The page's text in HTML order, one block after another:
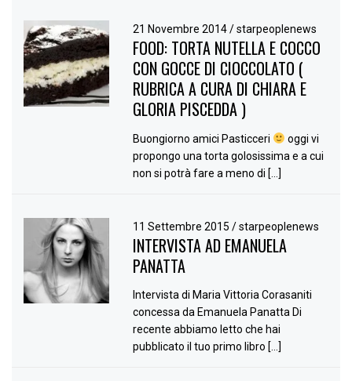
21 Novembre 2014/ starpeoplenews
FOOD: TORTA NUTELLA E COCCO
CON GOCCE DI CIOCCOLATO (
RUBRICA A CURA DI CHIARA E
GLORIA PISCEDDA )
Buongiorno amici Pasticceri
oggi vi
propongo una torta golosissima e a cui
non si potrà fare a meno di […]
11 Settembre 2015/ starpeoplenews
INTERVISTA AD EMANUELA
PANATTA
Intervista di Maria Vittoria Corasaniti
concessa da Emanuela Panatta Di
recente abbiamo letto che hai
pubblicato il tuo primo libro […]